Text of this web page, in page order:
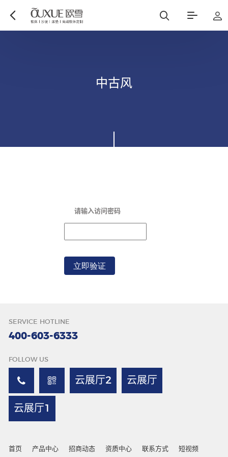
中古风
请输入访问密码
SERVICE HOTLINE
400-603-6333
FOLLOW US
云展厅2 云展厅
云展厅1
首页 产品中心 招商动态 资质中心 联系方式 短视频